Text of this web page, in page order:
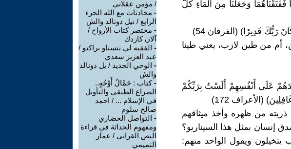
وَجَعَلْنَا مِنَ الْمَاءِ كُلَّ
قَدِيرًا) (الفرقان 54)
أم من طين لازب، يعني طينا
عَلَى أَنْفُسِهِمْ أَلَسْتُ بِرَبِّكُمْ
(الأعراف 172)
من ظهره وأخذ ميثاقهم
إنسان بمثل هذا السيناريو؟
يتخيلون ويقول الواحد منهم:
/ مؤمن عقلاني
- محادثات مع الله الجزء
الرابع / نيل دونالد والش
- مختصر كتاب الأرواح /
آلان كاردك
- الفقيه لي نتسناو براكتو /
عبد العزيز سعدي
- الوحي الجديد / يل دونالد
والش
-كتاب : حَمَّالُ أَوْجُهٍ..
الصراع الطبقي والتأويل
في الإسلام ... / احمد
صالح سلوم
- التواصل الحضاري
ومفهوم الحداثة في قراءة
النص القراني / عمار
التميمي